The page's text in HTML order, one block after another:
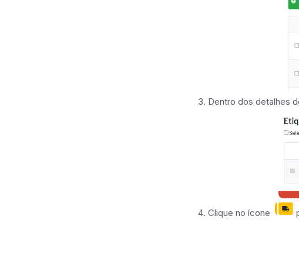
Dentro dos detalhes
Clique no ícone